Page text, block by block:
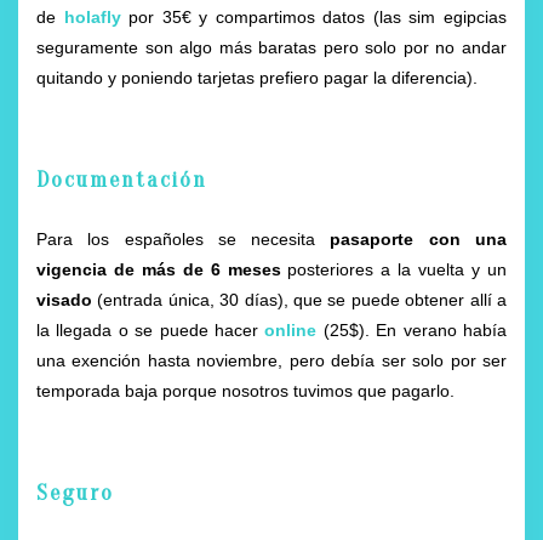
de holaflypor 35€ y compartimos datos (las sim egipcias
seguramente son algo más baratas pero solo por no andar
quitando y poniendo tarjetas prefiero pagar la diferencia).
Documentación
Para los españoles se necesita pasaporte con una
vigencia de más de 6 mesesposteriores a la vuelta y un
visado (entrada única, 30 días), que se puede obtener allí a
la llegada o se puede haceronline (25$). En verano había
una exención hasta noviembre, pero debía ser solo por ser
temporada baja porque nosotros tuvimos que pagarlo.
Seguro